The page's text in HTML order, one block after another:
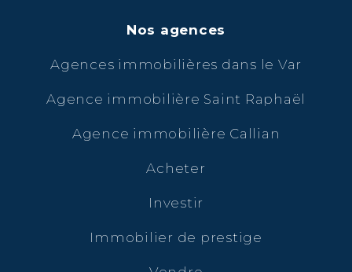
Nos agences
Agences immobilières dans le Var
Agence immobilière Saint Raphaël
Agence immobilière Callian
Acheter
Investir
Immobilier de prestige